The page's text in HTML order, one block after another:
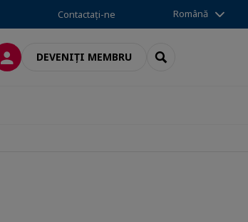
Contactați-ne Română
CONECTAREDEVENIȚI MEMBRU SEARCH